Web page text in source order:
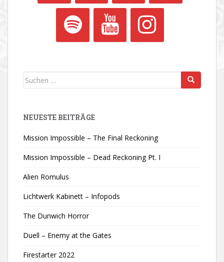
Suchen
NEUESTE BEITRÄGE
Mission Impossible – The Final Reckoning
Mission Impossible – Dead Reckoning Pt. I
Alien Romulus
Lichtwerk Kabinett – Infopods
The Dunwich Horror
Duell – Enemy at the Gates
Firestarter 2022